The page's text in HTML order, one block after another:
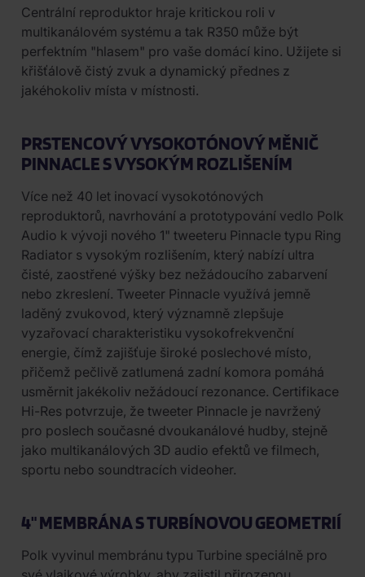
Centrální reproduktor hraje kritickou roli v
multikanálovém systému a tak R350 může být
perfektním "hlasem" pro vaše domácí kino. Užijete si
křišťálově čistý zvuk a dynamický přednes z
jakéhokoliv místa v místnosti.
PRSTENCOVÝ VYSOKOTÓNOVÝ MĚNIČ
PINNACLE S VYSOKÝM ROZLIŠENÍM
Více než 40 let inovací vysokotónových
reproduktorů, navrhování a prototypování vedlo Polk
Audio k vývoji nového 1" tweeteru Pinnacle typu Ring
Radiator s vysokým rozlišením, který nabízí ultra
čisté, zaostřené výšky bez nežádoucího zabarvení
nebo zkreslení. Tweeter Pinnacle využívá jemně
laděný zvukovod, který významně zlepšuje
vyzařovací charakteristiku vysokofrekvenční
energie, čímž zajišťuje široké poslechové místo,
přičemž pečlivě zatlumená zadní komora pomáhá
usměrnit jakékoliv nežádoucí rezonance. Certifikace
Hi-Res potvrzuje, že tweeter Pinnacle je navržený
pro poslech současné dvoukanálové hudby, stejně
jako multikanálových 3D audio efektů ve filmech,
sportu nebo soundtracích videoher.
4" MEMBRÁNA S TURBÍNOVOU GEOMETRIÍ
Polk vyvinul membránu typu Turbine speciálně pro